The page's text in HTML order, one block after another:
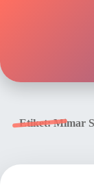
Etiket:Mimar